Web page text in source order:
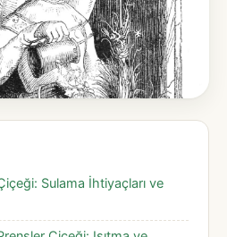
Sulama İhtiyaçları ve